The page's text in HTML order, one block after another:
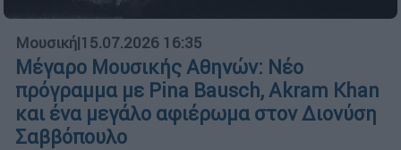
Μουσική|15.07.2026 16:35
Μέγαρο Μουσικής Αθηνών: Νέο
πρόγραμμα με Pina Bausch, Akram Khan
και ένα μεγάλο αφιέρωμα στον Διονύση
Σαββόπουλο